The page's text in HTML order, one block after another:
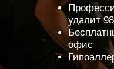
удалит
офис